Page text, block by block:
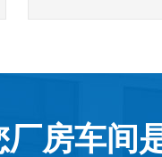
厂房车间